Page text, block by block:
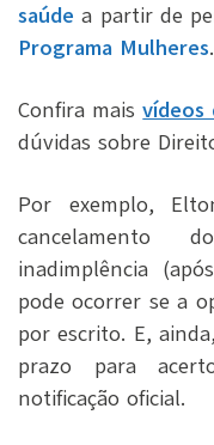
saúde a partir de
Programa Mulheres.
Confira maisvídeos
dúvidas sobre
Por exemplo,
cancelamento
inadimplência
pode ocorrer se a
por escrito. E,
prazo para
notificação oficial.